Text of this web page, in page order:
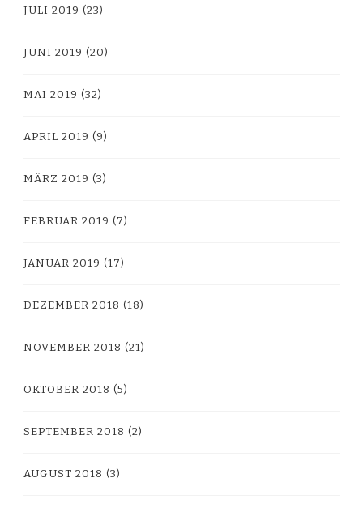
JULI 2019 (23)
JUNI 2019 (20)
MAI 2019 (32)
APRIL 2019 (9)
MÄRZ 2019 (3)
FEBRUAR 2019 (7)
JANUAR 2019 (17)
DEZEMBER 2018 (18)
NOVEMBER 2018 (21)
OKTOBER 2018 (5)
SEPTEMBER 2018 (2)
AUGUST 2018 (3)